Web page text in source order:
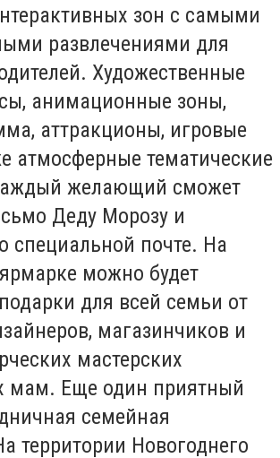
зон с самыми
развлечениями для
Художественные
анимационные зоны,
аттракционы, игровые
атмосферные тематические
желающий сможет
Деду Морозу и
специальной почте. На
можно будет
для всей семьи от
магазинчиков и
мастерских
мам. Еще один приятный
семейная
территории Новогоднего